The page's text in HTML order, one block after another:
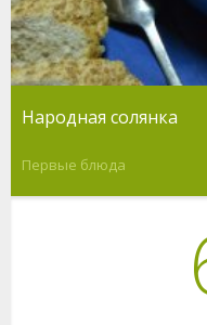
Народная солянка
Первые блюда